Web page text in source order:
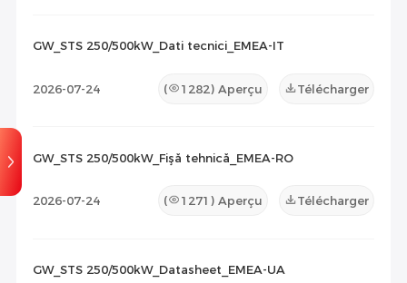
GW_STS 250/500kW_Dati tecnici_EMEA-IT
2026-07-24 ( 1282) Aperçu Télécharger
GW_STS 250/500kW_Fişă tehnică_EMEA-RO
2026-07-24 ( 1271 ) Aperçu Télécharger
GW_STS 250/500kW_Datasheet_EMEA-UA